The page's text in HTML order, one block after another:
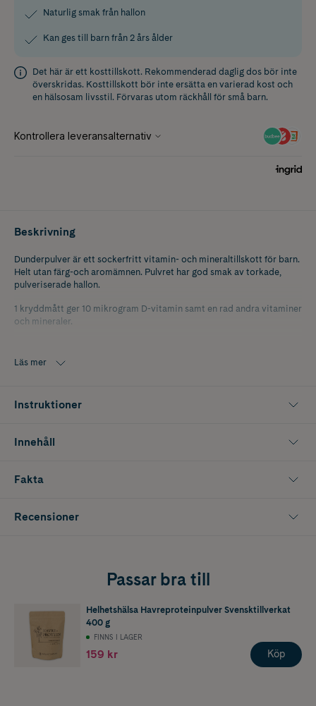
Naturlig smak från hallon
Kan ges till barn från 2 års ålder
Det här är ett kosttillskott. Rekommenderad daglig dos bör inte
överskridas. Kosttillskott bör inte ersätta en varierad kost och
en hälsosam livsstil. Förvaras utom räckhåll för små barn.
Beskrivning
Dunderpulver är ett sockerfritt vitamin- och mineraltillskott för barn.
Helt utan färg-och aromämnen. Pulvret har god smak av torkade,
pulveriserade hallon.
1 kryddmått ger 10 mikrogram D-vitamin samt en rad andra vitaminer
och mineraler.
Läs mer
Instruktioner
Innehåll
Fakta
Recensioner
Passar bra till
Helhetshälsa Havreproteinpulver Svensktillverkat
400 g
FINNS I LAGER
159 kr Köp